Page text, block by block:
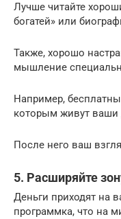
Лучше читайте
богатей» или
Также, хорошо
мышление
Например,
которым живут ваши
После него ваш
5. Расширяйте
Деньги приходят на
программка, что на